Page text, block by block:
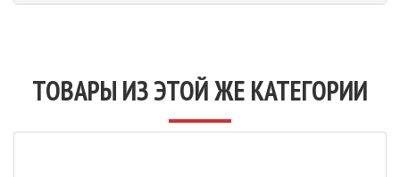
ТОВАРЫ ИЗ ЭТОЙ ЖЕ КАТЕГОРИИ